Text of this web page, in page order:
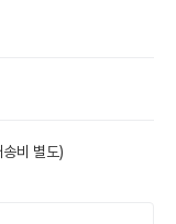
비 별도)